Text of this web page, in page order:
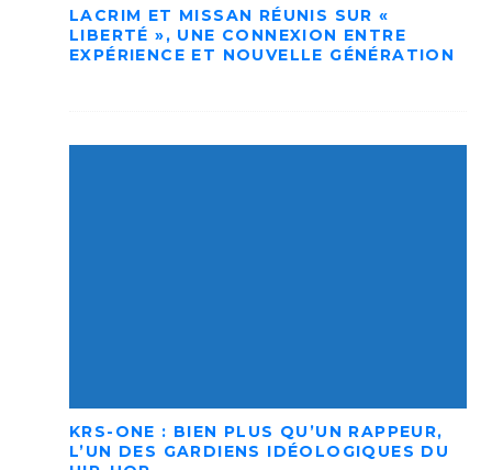
LACRIM ET MISSAN RÉUNIS SUR «
LIBERTÉ », UNE CONNEXION ENTRE
EXPÉRIENCE ET NOUVELLE GÉNÉRATION
KRS-ONE : BIEN PLUS QU’UN RAPPEUR,
L’UN DES GARDIENS IDÉOLOGIQUES DU